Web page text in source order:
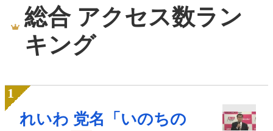
総合 アクセス数ラン
キング
れいわ 党名「いのちの